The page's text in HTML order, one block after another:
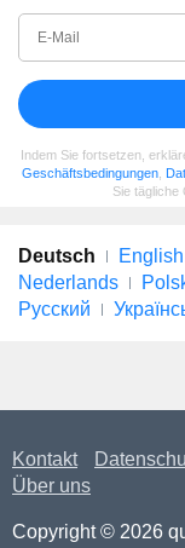
Indem Sie fortsetzen,
Geschäftsbedingungen
Sie tägliche
Deutsch English
Nederlands
Русский
Kontakt
Über uns
Copyright © 2026